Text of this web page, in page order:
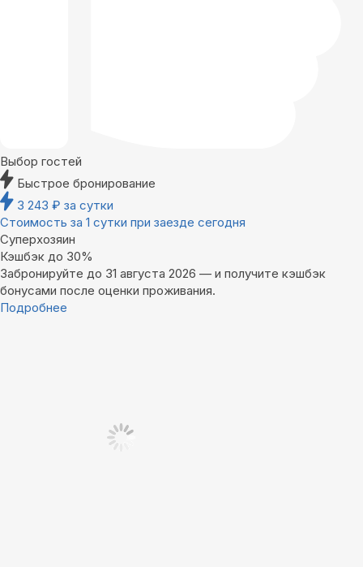
Выбор гостей
Быстрое бронирование
3 243 ₽ за сутки
Стоимость за 1 сутки при заезде сегодня
Суперхозяин
Кэшбэк до 30%
Забронируйте до 31 августа 2026 — и получите кэшбэк
бонусами после оценки проживания.
Подробнее